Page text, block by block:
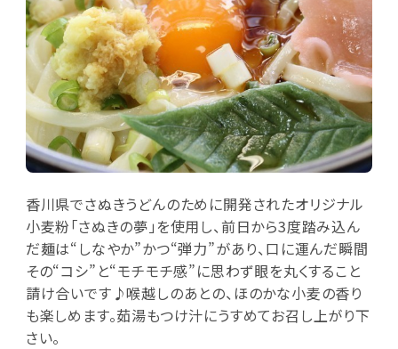
香川県でさぬきうどんのために開発されたオリジナル
小麦粉「さぬきの夢」を使用し、前日から3度踏み込ん
だ麺は“しなやか”かつ“弾力”があり、口に運んだ瞬間
その“コシ”と“モチモチ感”に思わず眼を丸くすること
請け合いです♪喉越しのあとの、ほのかな小麦の香り
も楽しめます。茹湯もつけ汁にうすめてお召し上がり下
さい。